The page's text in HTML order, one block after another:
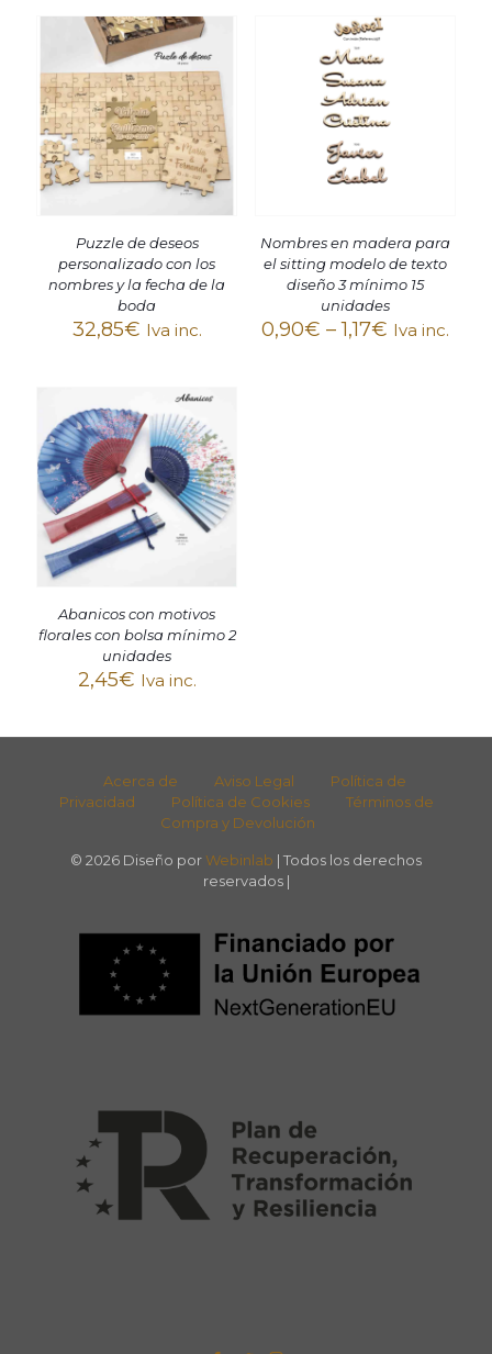
Puzzle de deseos
personalizado con los
nombres y la fecha de la
boda
32,85€ Iva inc.
Nombres en madera para
el sitting modelo de texto
diseño 3 mínimo 15
unidades
0,90€ –1,17€ Iva inc.
Abanicos con motivos
florales con bolsa mínimo 2
unidades
2,45€ Iva inc.
Acerca de Aviso Legal
Política de
Privacidad
Política de Cookies
Términos de
Compra y Devolución
© 2026 Diseño por Webinlab | Todos los derechos
reservados |